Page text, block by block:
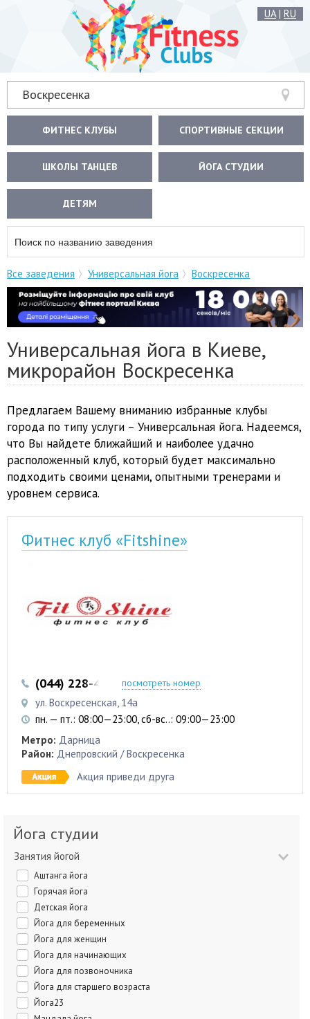
UA| RU
Воскресенка
ФИТНЕС КЛУБЫ СПОРТИВНЫЕ СЕКЦИИ
ШКОЛЫ ТАНЦЕВ ЙОГА СТУДИИ
ДЕТЯМ
Все заведения Универсальная йога Воскресенка
Универсальная йога в Киеве,
микрорайон Воскресенка
Предлагаем Вашему вниманию избранные клубы
города по типу услуги – Универсальная йога. Надеемся,
что Вы найдете ближайший и наиболее удачно
расположенный клуб, который будет максимально
подходить своими ценами, опытными тренерами и
уровнем сервиса.
Фитнес клуб «Fitshine»
(044) 228-41-28 (067) 480-48-75
посмотреть номер
ул. Воскресенская, 14а
пн. — пт.: 08:00—23:00, сб-вс..: 09:00—23:00
Метро: Дарница
Район: Днепровский / Воскресенка
Акция приведи друга
Йога студии
Занятия йогой
Аштанга йога
Горячая йога
Детская йога
Йога для беременных
Йога для женщин
Йога для начинающих
Йога для позвоночника
Йога для старшего возраста
Йога23